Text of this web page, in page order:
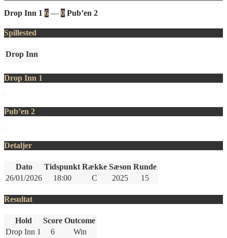
Drop Inn 1 6 — 0 Pub’en 2
Spillested
Drop Inn
Drop Inn 1
Pub’en 2
Detaljer
Dato Tidspunkt Række Sæson Runde
26/01/2026
18:00 C 2025 15
Resultat
Hold Score Outcome
Drop Inn 1
6
Win